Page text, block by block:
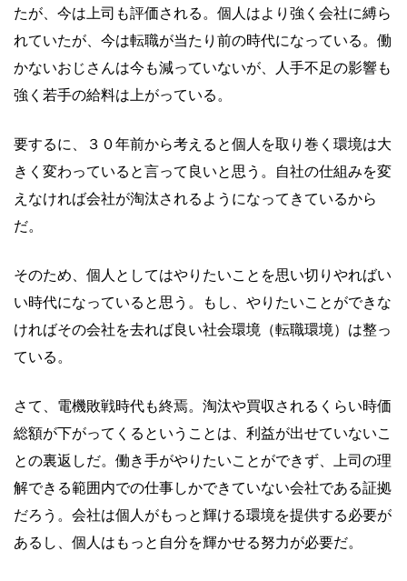
たが、今は上司も評価される。個人はより強く会社に縛ら
れていたが、今は転職が当たり前の時代になっている。働
かないおじさんは今も減っていないが、人手不足の影響も
強く若手の給料は上がっている。
要するに、３０年前から考えると個人を取り巻く環境は大
きく変わっていると言って良いと思う。自社の仕組みを変
えなければ会社が淘汰されるようになってきているから
だ。
そのため、個人としてはやりたいことを思い切りやればい
い時代になっていると思う。もし、やりたいことができな
ければその会社を去れば良い社会環境（転職環境）は整っ
ている。
さて、電機敗戦時代も終焉。淘汰や買収されるくらい時価
総額が下がってくるということは、利益が出せていないこ
との裏返しだ。働き手がやりたいことができず、上司の理
解できる範囲内での仕事しかできていない会社である証拠
だろう。会社は個人がもっと輝ける環境を提供する必要が
あるし、個人はもっと自分を輝かせる努力が必要だ。